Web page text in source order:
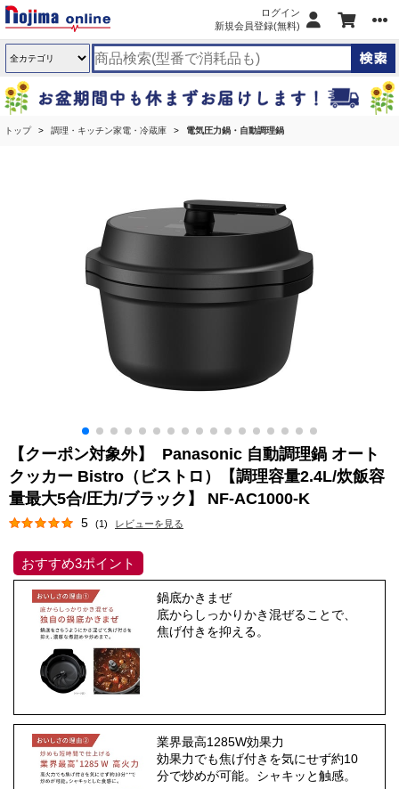
ログイン
新規会員登録(無料)
トップ 調理・キッチン家電・冷蔵庫 電気圧力鍋・自動調理鍋
【クーポン対象外】 Panasonic 自動調理鍋 オート
クッカー Bistro（ビストロ）【調理容量2.4L/炊飯容
量最大5合/圧力/ブラック】 NF-AC1000-K
5 (1) レビューを見る
おすすめ3ポイント
鍋底かきまぜ
底からしっかりかき混ぜることで、
焦げ付きを抑える。
業界最高1285W効果力
効果力でも焦げ付きを気にせず約10
分で炒めが可能。シャキッと触感。